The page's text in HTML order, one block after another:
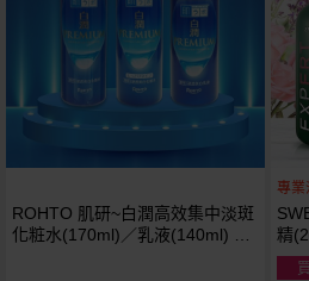
越多越
便宜
ROHTO 肌研~白潤高效集中淡斑
化粧水(170ml)／乳液(140ml) 款
專業
精